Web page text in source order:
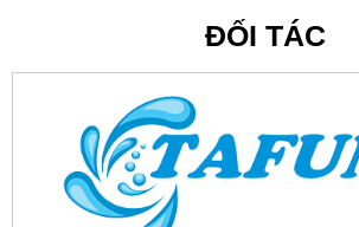
Máy bơm nước hồ bơi Minder - Trung
được áp dụng công nghệ chịu lực mới
cơ hoạt động bền bỉ, hiệu suất cao, sử
ABS cao cấp không bị ăn mòn hóa
ĐỐI TÁC